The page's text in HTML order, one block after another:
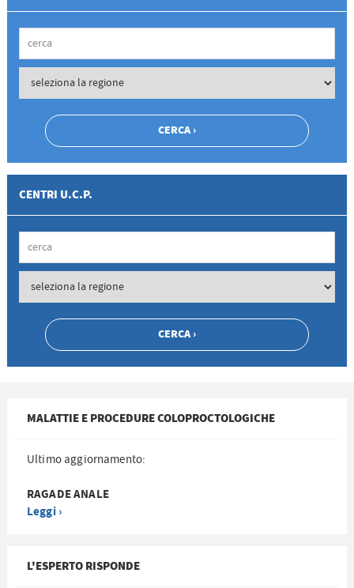
CENTRI U.C.P.
MALATTIE E PROCEDURE COLOPROCTOLOGICHE
Ultimo aggiornamento:
RAGADE ANALE
Leggi ›
L'ESPERTO RISPONDE